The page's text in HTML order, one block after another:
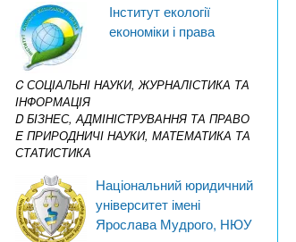
Інститут екології
економіки і права
C СОЦІАЛЬНІ НАУКИ, ЖУРНАЛІСТИКА ТА
ІНФОРМАЦІЯ
D БІЗНЕС, АДМІНІСТРУВАННЯ ТА ПРАВО
E ПРИРОДНИЧІ НАУКИ, МАТЕМАТИКА ТА
СТАТИСТИКА
Національний юридичний
університет імені
Ярослава Мудрого, НЮУ